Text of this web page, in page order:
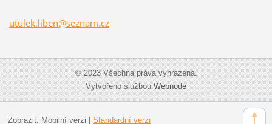
utulek.liben@seznam.cz
© 2023 Všechna práva vyhrazena.
Vytvořeno službouWebnode
Zobrazit: Mobilní verzi Standardní verzi